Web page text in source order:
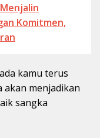
Komitmen,
kamu terus
akan menjadikan
sangka